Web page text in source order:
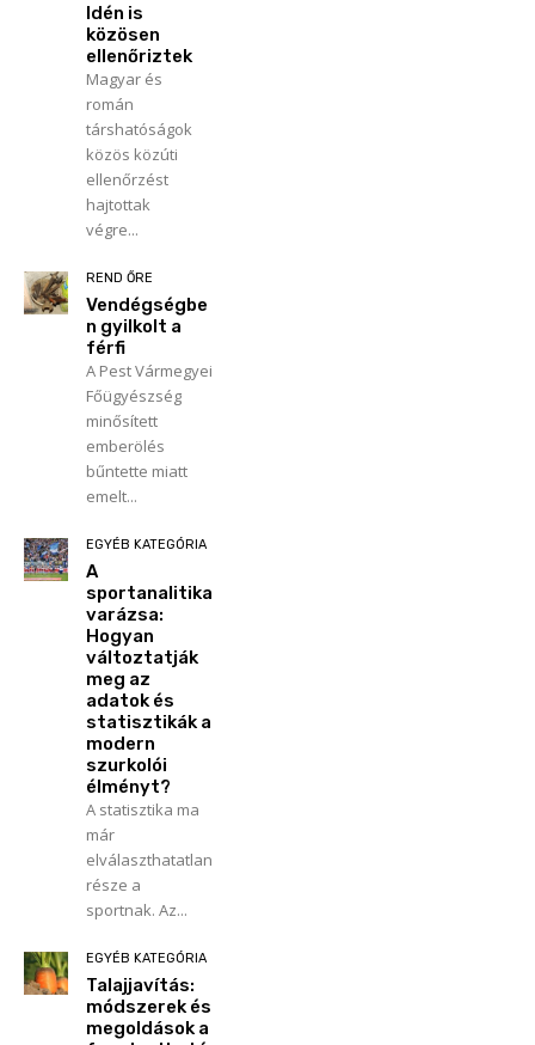
Idén is
közösen
ellenőriztek
Magyar és
román
társhatóságok
közös közúti
ellenőrzést
hajtottak
végre...
REND ŐRE
Vendégségbe
n gyilkolt a
férfi
A Pest Vármegyei
Főügyészség
minősített
emberölés
bűntette miatt
emelt...
EGYÉB KATEGÓRIA
A
sportanalitika
varázsa:
Hogyan
változtatják
meg az
adatok és
statisztikák a
modern
szurkolói
élményt?
A statisztika ma
már
elválaszthatatlan
része a
sportnak. Az...
EGYÉB KATEGÓRIA
Talajjavítás:
módszerek és
megoldások a